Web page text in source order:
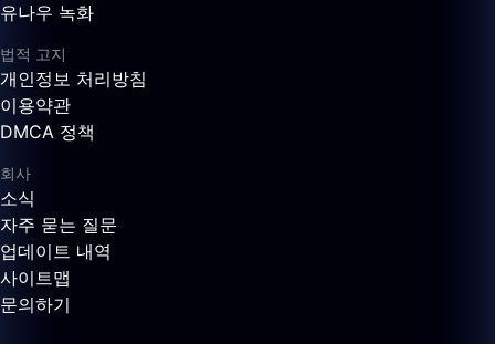
유나우 녹화
법적 고지
개인정보 처리방침
이용약관
DMCA 정책
회사
소식
자주 묻는 질문
업데이트 내역
사이트맵
문의하기